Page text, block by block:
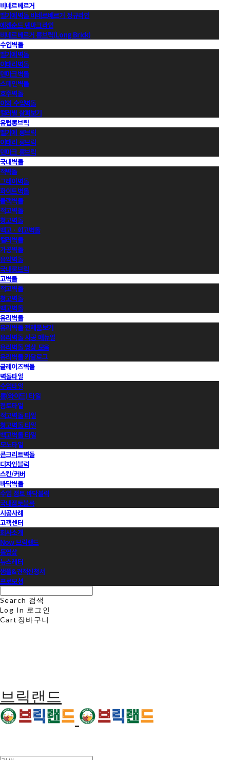
비네르베르거
벨기에벽돌 비네르베르거 정규라인
에겐순드 덴마크라인
비네르베르거 롱브릭(Long Brick)
수입벽돌
벨기에벽돌
이태리벽돌
덴마크벽돌
스페인벽돌
호주벽돌
이외 수입벽돌
컬러별 살펴보기
유럽롱브릭
벨기에 롱브릭
이태리 롱브릭
덴마크 롱브릭
국내벽돌
적벽돌
그레이벽돌
화이트벽돌
블랙벽돌
적고벽돌
청고벽돌
백고ㆍ회고벽돌
컬러벽돌
가공벽돌
유약벽돌
국내롱브릭
고벽돌
적고벽돌
청고벽돌
백고벽돌
유리벽돌
유리벽돌 전제품보기
유리벽돌 시공 매뉴얼
유리벽돌 영상 모음
유리벽돌 카달로그
글레이즈벽돌
벽돌타일
수입타일
롱(와이드) 타일
점토타일
적고벽돌 타일
청고벽돌 타일
백고벽돌 타일
모노타일
콘크리트벽돌
디자인블럭
스킨/커버
바닥벽돌
수입 점토 바닥블럭
국내점토블록
시공사례
고객센터
회사소개
Now 브릭랜드
동영상
뉴스레터
샘플&견적신청서
프로모션
Search 검색
Log In 로그인
Cart 장바구니
브릭랜드